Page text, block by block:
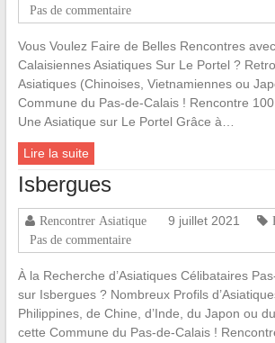
Pas de commentaire
Vous Voulez Faire de Belles Rencontres
Calaisiennes Asiatiques Sur Le Portel ?
Asiatiques (Chinoises, Vietnamiennes ou
Commune du Pas-de-Calais ! Rencontre
Une Asiatique sur Le Portel Grâce à…
Lire la suite
Isbergues
Rencontrer Asiatique 9 juillet 2021
Pas de commentaire
À la Recherche d’Asiatiques Célibataires
sur Isbergues ? Nombreux Profils
Philippines, de Chine, d’Inde, du Japon ou
cette Commune du Pas-de-Calais !